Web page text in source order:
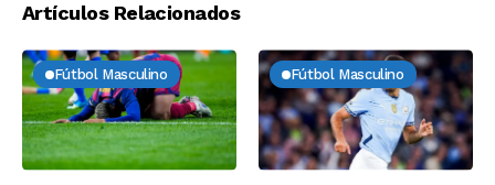
Artículos Relacionados
Fútbol Masculino Fútbol Masculino